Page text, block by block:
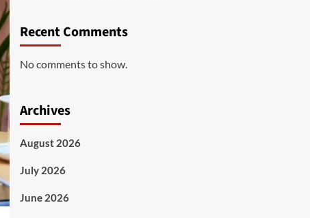
Recent Comments
No comments to show.
Archives
August 2026
July 2026
June 2026